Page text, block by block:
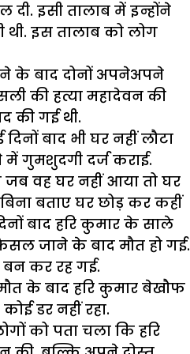
दी. इसी तालाब में इन्होंने
थी. इस तालाब को लोग
के बाद दोनों अपनेअपने
की हत्या महादेवन की
की गई थी.
बाद भी घर नहीं लौटा
गुमशुदगी दर्ज कराई.
वह घर नहीं आया तो घर
बताए घर छोड़ कर कहीं
बाद हरि कुमार के साले
जाने के बाद मौत हो गई.
बन कर रह गई.
के बाद हरि कुमार बेखौफ
डर नहीं रहा.
को पता चला कि हरि